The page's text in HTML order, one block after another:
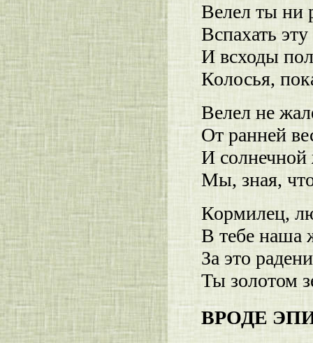
Велел ты ни
Вспахать
И всходы
Колосья,
Велел не
От ранней
И солнечной
Мы, зная,
Кормилец,
В тебе наша
За это
Ты золотом
ВРОДЕ